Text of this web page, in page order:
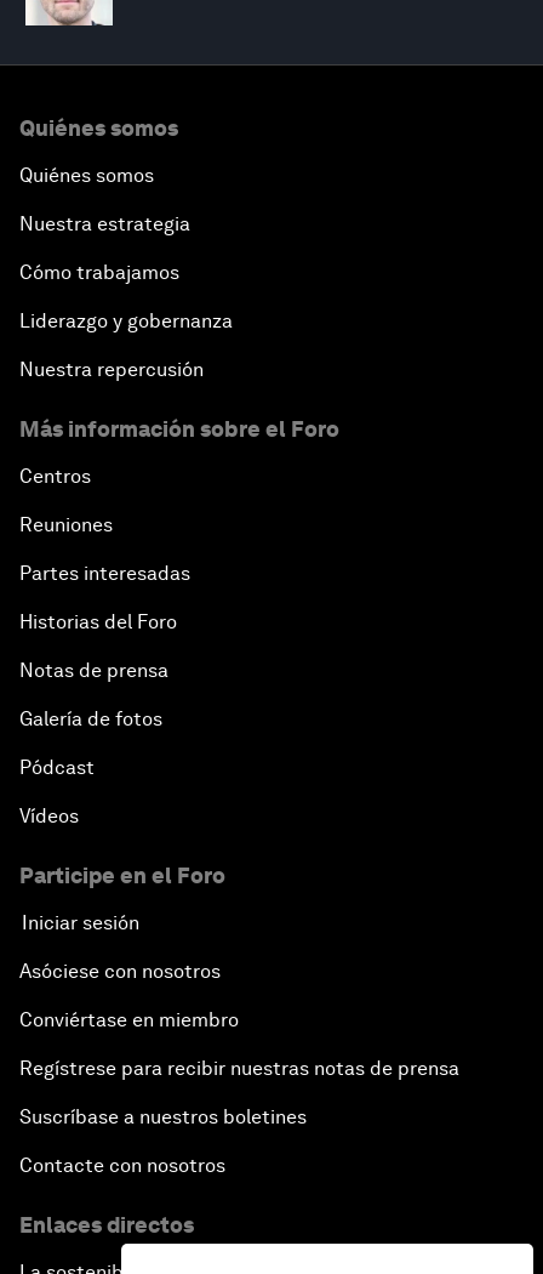
Quiénes somos
Quiénes somos
Nuestra estrategia
Cómo trabajamos
Liderazgo y gobernanza
Nuestra repercusión
Más información sobre el Foro
Centros
Reuniones
Partes interesadas
Historias del Foro
Notas de prensa
Galería de fotos
Pódcast
Vídeos
Participe en el Foro
Iniciar sesión
Asóciese con nosotros
Conviértase en miembro
Regístrese para recibir nuestras notas de prensa
Suscríbase a nuestros boletines
Contacte con nosotros
Enlaces directos